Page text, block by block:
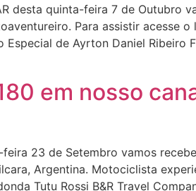
desta quinta-feira 7 de Outubro
Para assistir acesse o
de Ayrton Daniel Ribeiro
em nosso
23 de Setembro vamos
Argentina. Motociclista
Tutu Rossi B&R Travel